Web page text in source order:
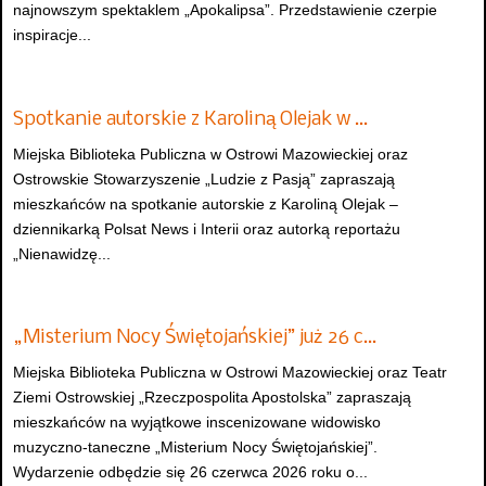
najnowszym spektaklem „Apokalipsa”. Przedstawienie czerpie
inspiracje...
Spotkanie autorskie z Karoliną Olejak w …
Miejska Biblioteka Publiczna w Ostrowi Mazowieckiej oraz
Ostrowskie Stowarzyszenie „Ludzie z Pasją” zapraszają
mieszkańców na spotkanie autorskie z Karoliną Olejak –
dziennikarką Polsat News i Interii oraz autorką reportażu
„Nienawidzę...
„Misterium Nocy Świętojańskiej” już 26 c…
Miejska Biblioteka Publiczna w Ostrowi Mazowieckiej oraz Teatr
Ziemi Ostrowskiej „Rzeczpospolita Apostolska” zapraszają
mieszkańców na wyjątkowe inscenizowane widowisko
muzyczno-taneczne „Misterium Nocy Świętojańskiej”.
Wydarzenie odbędzie się 26 czerwca 2026 roku o...